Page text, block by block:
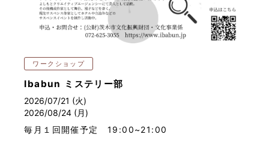
ワークショップ
Ibabun ミステリー部
2026/07/21 (火)
2026/08/24 (月)
毎月１回開催予定 19:00~21:00